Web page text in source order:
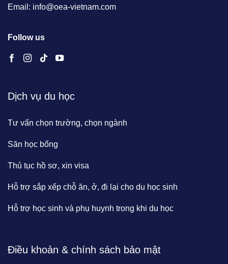
Email: info@oea-vietnam.com
Follow us
Dịch vụ du học
Tư vấn chọn trường, chọn ngành
Săn học bổng
Thủ tục hồ sơ, xin visa
Hỗ trợ sắp xếp chỗ ăn, ở, đi lại cho du học sinh
Hỗ trợ học sinh và phụ huynh trong khi du học
Điều khoản & chính sách bảo mật